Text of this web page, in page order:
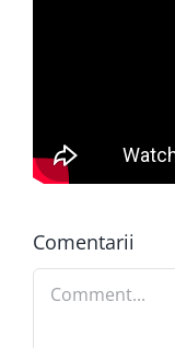
Comentarii
Comment